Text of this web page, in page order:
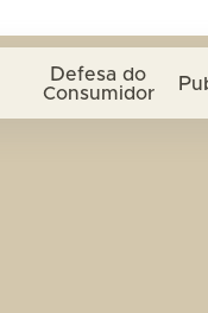
Defesa do
Consumidor